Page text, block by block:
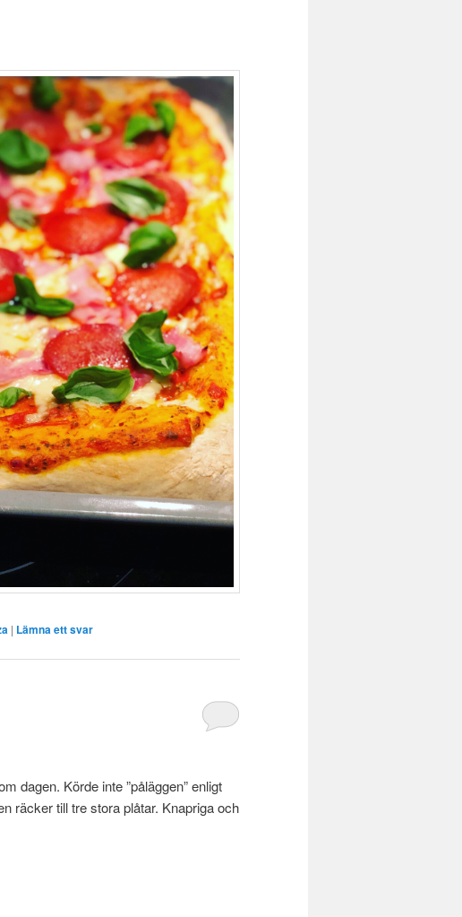
| Lämna ett svar
dagen. Körde inte ”påläggen” enligt
räcker till tre stora plåtar. Knapriga och